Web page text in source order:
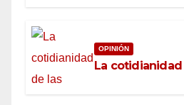
OPINIÓN
La